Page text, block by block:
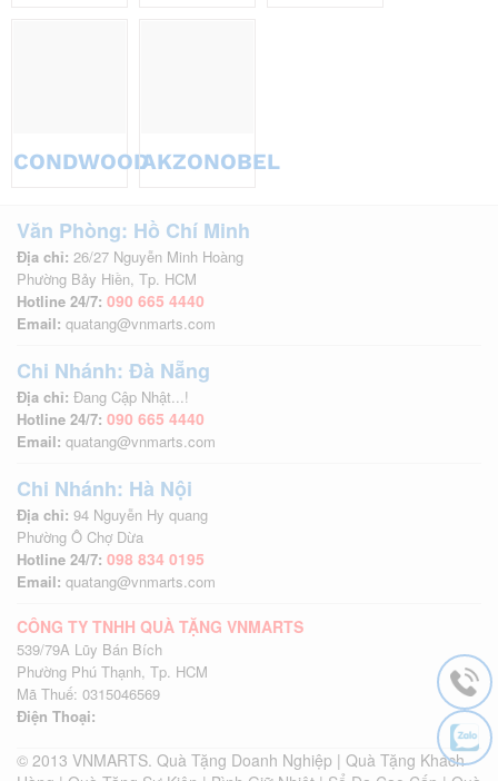
CONDWOODAKZONOBEL
Văn Phòng: Hồ Chí Minh
Địa chỉ: 26/27 Nguyễn Minh Hoàng
Phường Bảy Hiền, Tp. HCM
Hotline 24/7: 090 665 4440
Email: quatang@vnmarts.com
Chi Nhánh: Đà Nẵng
Địa chỉ: Đang Cập Nhật...!
Hotline 24/7: 090 665 4440
Email: quatang@vnmarts.com
Chi Nhánh: Hà Nội
Địa chỉ: 94 Nguyễn Hy quang
Phường Ô Chợ Dừa
Hotline 24/7: 098 834 0195
Email: quatang@vnmarts.com
CÔNG TY TNHH QUÀ TẶNG VNMARTS
539/79A Lũy Bán Bích
Phường Phú Thạnh, Tp. HCM
Mã Thuế: 0315046569
Điện Thoại:
© 2013 VNMARTS. Quà Tặng Doanh Nghiệp | Quà Tặng Khách